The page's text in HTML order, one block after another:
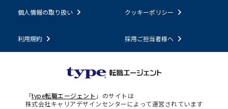
個人情報の取り扱い クッキーポリシー
利用規約 採用ご担当者様へ
「type転職エージェント 」のサイトは
株式会社キャリアデザインセンターによって運営されています